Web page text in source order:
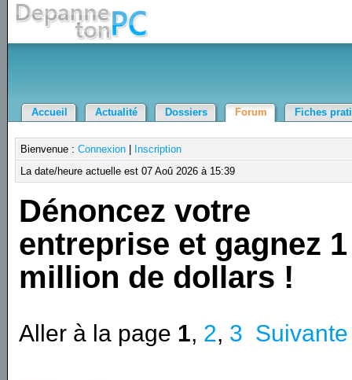
Accueil Actualité Dossiers Forum Fiches
Bienvenue :Connexion
Inscription
La date/heure actuelle est 07 Aoû 2026 à 15:39
Dénoncez votre
entreprise et gagnez 1
million de dollars !
Aller à la page 1, 2, 3 Suivante